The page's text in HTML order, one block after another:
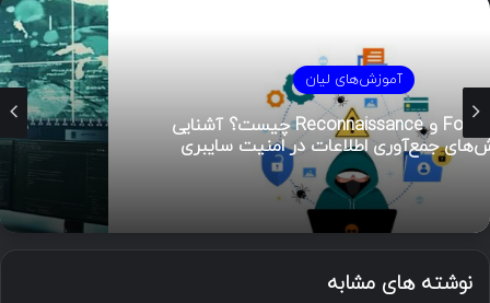
آموزش‌های لیان
هوش تهدیدات سایبری (CTI)؛ راهنمای جامع از
تحلیل تا مدیریت رخداد
نوشته های مشابه